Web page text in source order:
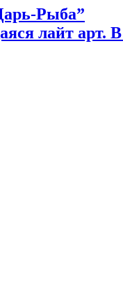
Рыба”
лайт арт. В